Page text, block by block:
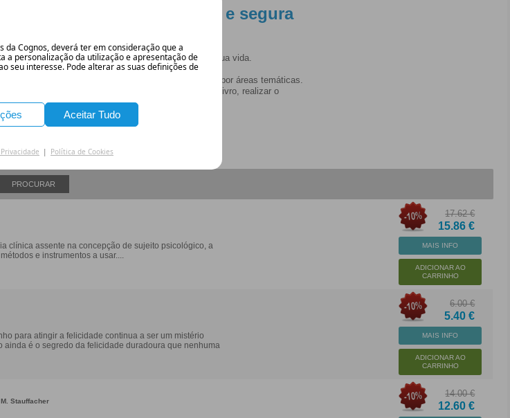
da Cognos, deverá ter em consideração que a
a personalização da utilização e apresentação de
seu interesse. Pode alterar as suas definições de
Aceitar Tudo
| Política de Cookies
online de forma rápida e segura
de 10%
técnicos, livros que, depois de os ler, vão mudar a sua vida.
tem à sua disposição milhares de títulos, divididos por áreas temáticas.
na Cognos é simples e rápido, basta pesquisar pelo livro, realizar o
o livro comodamente em casa.
PROCURAR
clínica assente na concepção de sujeito psicológico, a
e instrumentos a usar....
17.62 €
15.86 €
MAIS INFO
ADICIONAR AO
CARRINHO
para atingir a felicidade continua a ser um mistério
ainda é o segredo da felicidade duradoura que nenhuma
6.00 €
5.40 €
MAIS INFO
ADICIONAR AO
CARRINHO
Stauffacher
14.00 €
12.60 €